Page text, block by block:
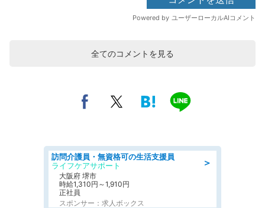
全てのコメントを見る
＞
訪問介護員・無資格可の生活支援員
ライフケアサポート
大阪府 堺市
時給1,310円～1,910円
正社員
スポンサー：求人ボックス